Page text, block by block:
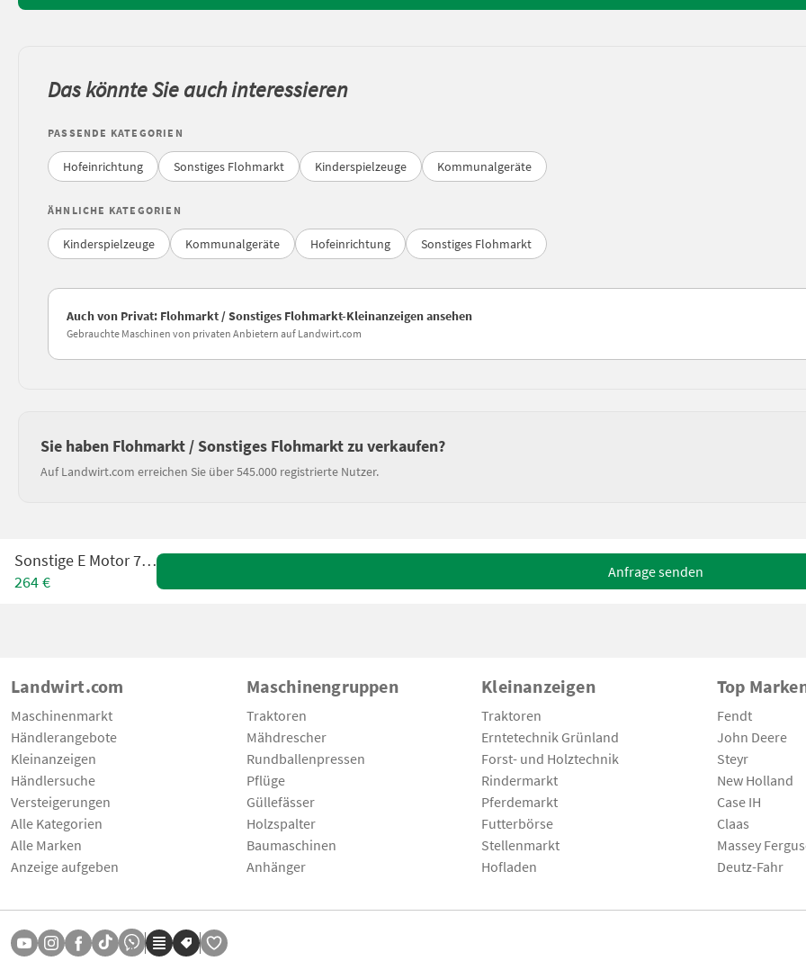
Das könnte Sie auch interessieren
PASSENDE KATEGORIEN
Hofeinrichtung Sonstiges Flohmarkt Kinderspielzeuge Kommunalgeräte
ÄHNLICHE KATEGORIEN
Kinderspielzeuge Kommunalgeräte Hofeinrichtung Sonstiges Flohmarkt
Auch von Privat: Flohmarkt / Sonstiges Flohmarkt-Kleinanzeigen ansehen
Gebrauchte Maschinen von privaten Anbietern auf Landwirt.com
Sie haben Flohmarkt / Sonstiges Flohmarkt zu verkaufen?
Auf Landwirt.com erreichen Sie über 545.000 registrierte Nutzer.
Sonstige E Motor 7,5 kW
264 €
Anfrage senden
Landwirt.com
Maschinenmarkt
Händlerangebote
Kleinanzeigen
Händlersuche
Versteigerungen
Alle Kategorien
Alle Marken
Anzeige aufgeben
Maschinengruppen
Traktoren
Mähdrescher
Rundballenpressen
Pflüge
Güllefässer
Holzspalter
Baumaschinen
Anhänger
Kleinanzeigen
Traktoren
Erntetechnik Grünland
Forst- und Holztechnik
Rindermarkt
Pferdemarkt
Futterbörse
Stellenmarkt
Hofladen
Top
Fendt
John Deere
Steyr
New Holland
Case IH
Claas
Massey
Deutz-Fahr